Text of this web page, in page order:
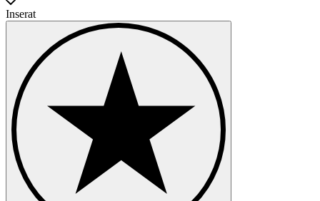
auction buyers from around the world provides us with unique
opportunities to auction cars online.
We are thrilled to serve both buyers and sellers, bringing together a
community passionate about classics and sports cars.
Inserat